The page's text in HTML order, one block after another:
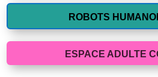
ROBOTS
ESPACE ADULTE